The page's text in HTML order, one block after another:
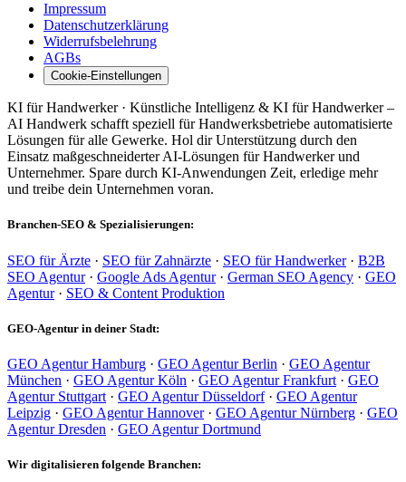
Impressum
Datenschutzerklärung
Widerrufsbelehrung
AGBs
Cookie-Einstellungen
KI für Handwerker · Künstliche Intelligenz & KI für Handwerker –
AI Handwerk schafft speziell für Handwerksbetriebe automatisierte
Lösungen für alle Gewerke. Hol dir Unterstützung durch den
Einsatz maßgeschneiderter AI-Lösungen für Handwerker und
Unternehmer. Spare durch KI-Anwendungen Zeit, erledige mehr
und treibe dein Unternehmen voran.
Branchen-SEO & Spezialisierungen:
SEO für Ärzte · SEO für Zahnärzte · SEO für Handwerker· B2B
SEO Agentur· Google Ads Agentur· German SEO Agency · GEO
Agentur· SEO & Content Produktion
GEO-Agentur in deiner Stadt:
GEO Agentur Hamburg · GEO Agentur Berlin · GEO Agentur
München · GEO Agentur Köln · GEO Agentur Frankfurt · GEO
Agentur Stuttgart · GEO Agentur Düsseldorf· GEO Agentur
Leipzig · GEO Agentur Hannover· GEO Agentur Nürnberg · GEO
Agentur Dresden · GEO Agentur Dortmund
Wir digitalisieren folgende Branchen: